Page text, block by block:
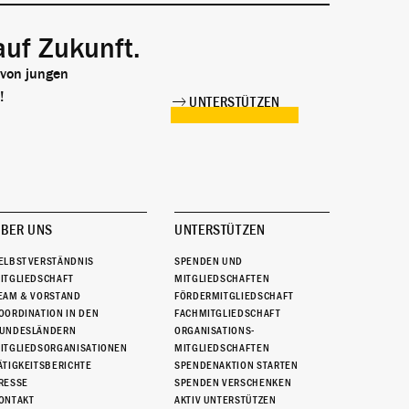
Zukunft.
jungen
UNTERSTÜTZEN
UNS
& VORSTAND
IN DEN
UNTERSTÜTZEN
SPENDEN UND
MITGLIEDSCHAFTEN
FÖRDERMITGLIEDSCHAFT
FACHMITGLIEDSCHAFT
ORGANISATIONS-
MITGLIEDSCHAFTEN
SPENDENAKTION STARTEN
SPENDEN VERSCHENKEN
AKTIV UNTERSTÜTZEN